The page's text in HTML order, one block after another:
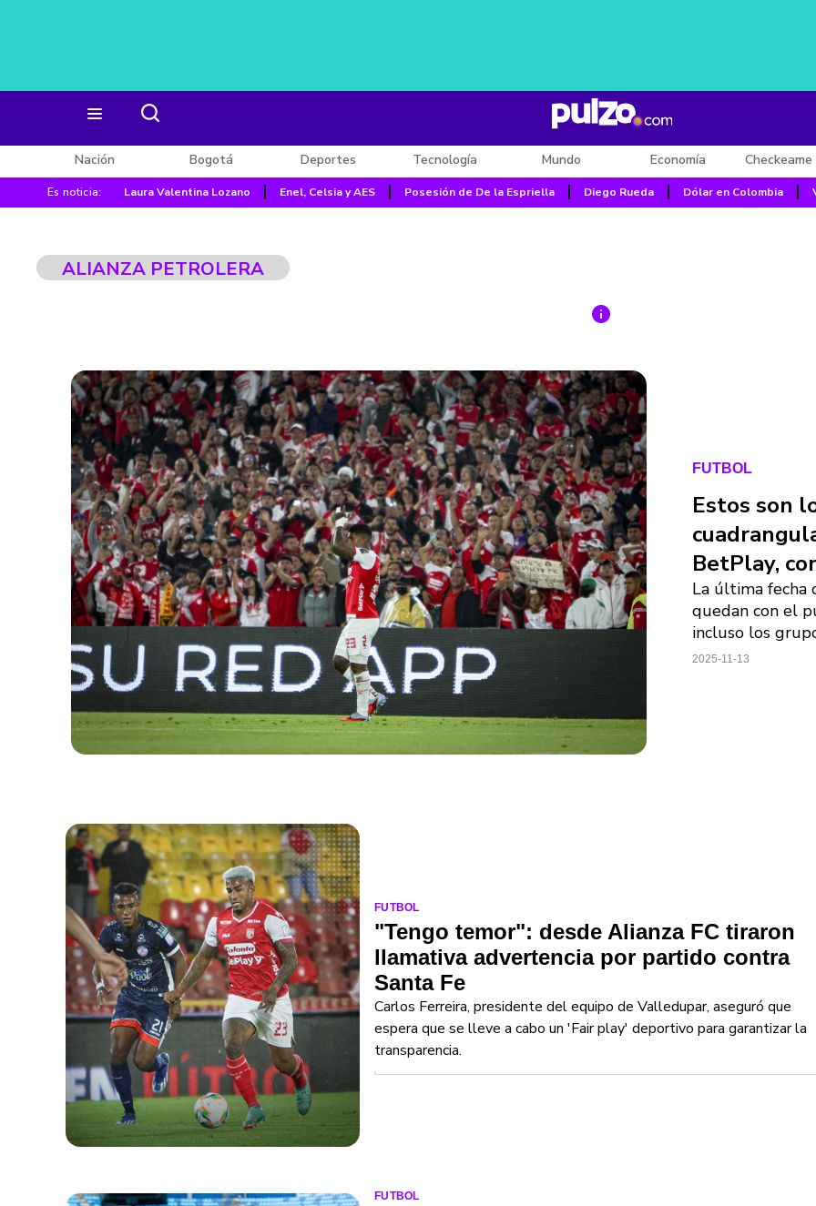
Nación Bogotá Deportes Tecnología Mundo Economía
Es noticia: Laura Valentina Lozano Enel, Celsia y AES Posesión de De la Espriella Diego Rueda Dólar en Colombia
ALIANZA PETROLERA
FUTBOL
Estos son
BetPlay,
La última fecha
quedan con el
incluso los
2025-11-13
FUTBOL
"Tengo temor": desde Alianza FC tiraron
llamativa advertencia por partido contra
Santa Fe
Carlos Ferreira, presidente del equipo de Valledupar, aseguró que
espera que se lleve a cabo un 'Fair play' deportivo para garantizar la
transparencia.
FUTBOL